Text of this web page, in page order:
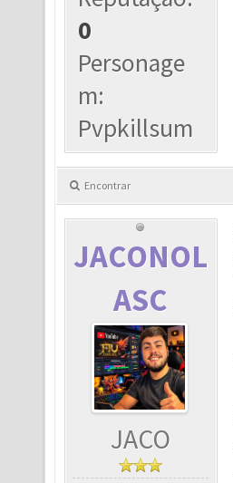
0
Personage
m:
Pvpkillsum
Encontrar
JACONOL
ASC
JACO